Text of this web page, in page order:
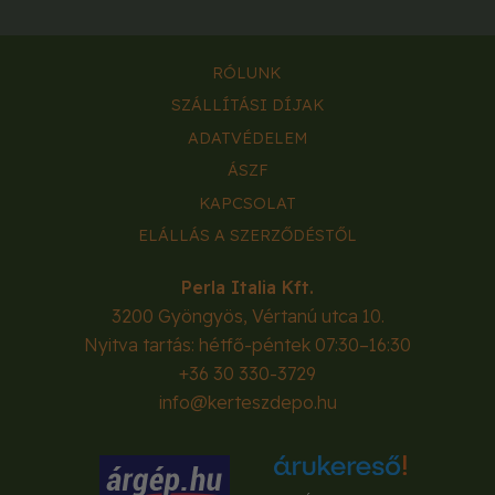
RÓLUNK
SZÁLLÍTÁSI DÍJAK
ADATVÉDELEM
ÁSZF
KAPCSOLAT
ELÁLLÁS A SZERZŐDÉSTŐL
Perla Italia Kft.
3200 Gyöngyös, Vértanú utca 10.
Nyitva tartás: hétfő-péntek 07:30–16:30
+36 30 330-3729
info@kerteszdepo.hu